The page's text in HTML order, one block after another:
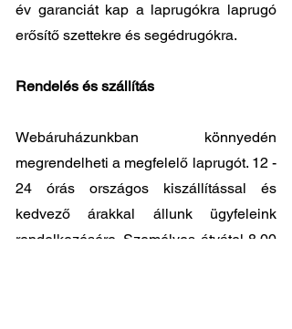
év garanciát kap a laprugókra laprugó
erősítő szettekre és segédrugókra.
Rendelés és szállítás
Webáruházunkban könnyedén
megrendelheti a megfelelő laprugót. 12 -
24 órás országos kiszállítással és
kedvező árakkal állunk ügyfeleink
rendelkezésére. Személyes átvátel 8.00